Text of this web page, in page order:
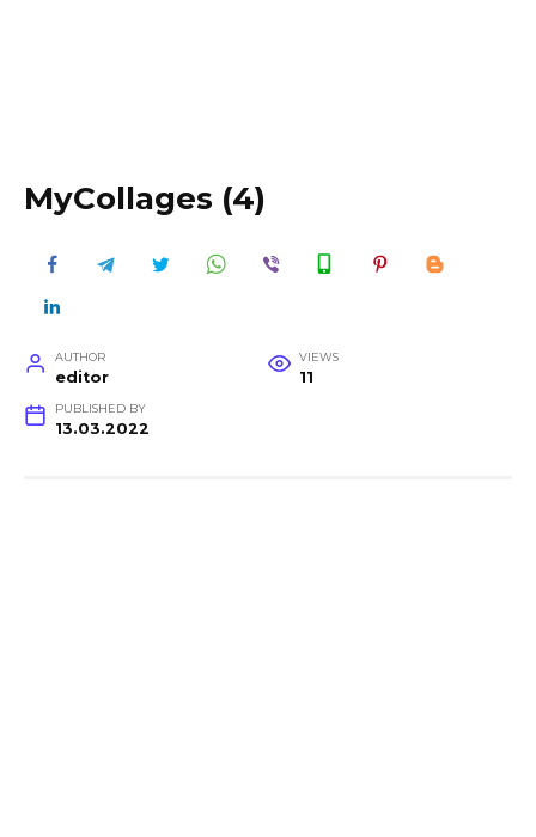
MyCollages (4)
AUTHOR
editor
VIEWS
11
PUBLISHED BY
13.03.2022